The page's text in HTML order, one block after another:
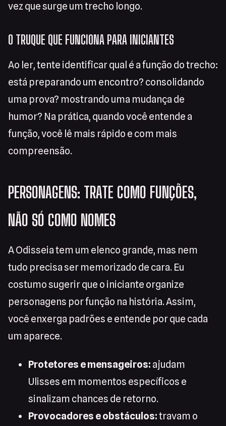
vez que surge um trecho longo.
O TRUQUE QUE FUNCIONA PARA INICIANTES
Ao ler, tente identificar qual é a função do trecho:
está preparando um encontro? consolidando
uma prova? mostrando uma mudança de
humor? Na prática, quando você entende a
função, você lê mais rápido e com mais
compreensão.
PERSONAGENS: TRATE COMO FUNÇÕES,
NÃO SÓ COMO NOMES
A Odisseia tem um elenco grande, mas nem
tudo precisa ser memorizado de cara. Eu
costumo sugerir que o iniciante organize
personagens por função na história. Assim,
você enxerga padrões e entende por que cada
um aparece.
Protetores e mensageiros: ajudam
Ulisses em momentos específicos e
sinalizam chances de retorno.
Provocadores e obstáculos:travam o